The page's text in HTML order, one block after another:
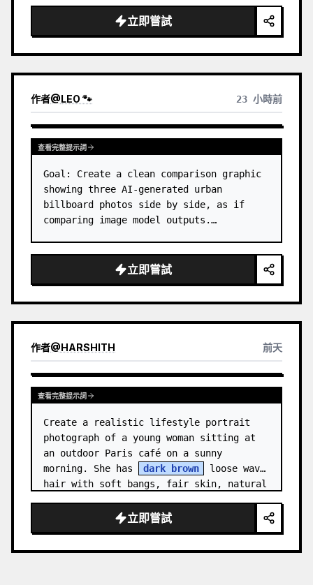
office setting…立即嘗試
作者@LEO 🐾 23 小時前
查看完整提示詞
Goal: Create a clean comparison graphic
showing three AI-generated urban
billboard photos side by side, as if
comparing image model outputs.
with a warm off-white background and
generous margins. …
立即嘗試
作者@HARSHITH 前天
查看完整提示詞
Create a realistic lifestyle portrait
photograph of a young woman sitting at
an outdoor Paris café on a sunny
morning. She has
dark brown
loose wavy
hair with soft bangs, fair skin, natural
立即嘗試